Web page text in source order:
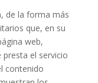
de la forma más
que, en su
web,
el servicio
contenido